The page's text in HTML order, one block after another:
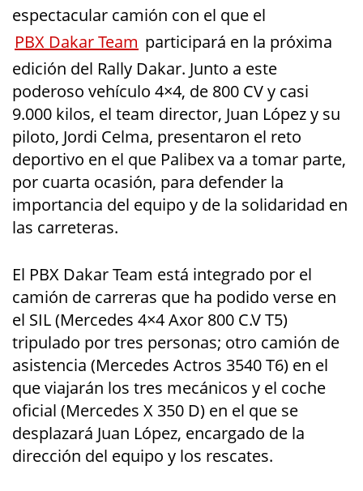
espectacular camión con el que el
PBX Dakar Team participará en la próxima
edición del Rally Dakar. Junto a este
poderoso vehículo 4×4, de 800 CV y casi
9.000 kilos, el team director, Juan López y su
piloto, Jordi Celma, presentaron el reto
deportivo en el que Palibex va a tomar parte,
por cuarta ocasión, para defender la
importancia del equipo y de la solidaridad en
las carreteras.
El PBX Dakar Team está integrado por el
camión de carreras que ha podido verse en
el SIL (Mercedes 4×4 Axor 800 C.V T5)
tripulado por tres personas; otro camión de
asistencia (Mercedes Actros 3540 T6) en el
que viajarán los tres mecánicos y el coche
oficial (Mercedes X 350 D) en el que se
desplazará Juan López, encargado de la
dirección del equipo y los rescates.